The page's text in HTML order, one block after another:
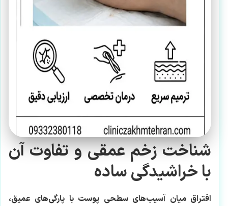
شناخت زخم عمقی و تفاوت آن
با خراشیدگی ساده
افتراق میان آسیب‌های سطحی پوست با پارگی‌های عمیق،